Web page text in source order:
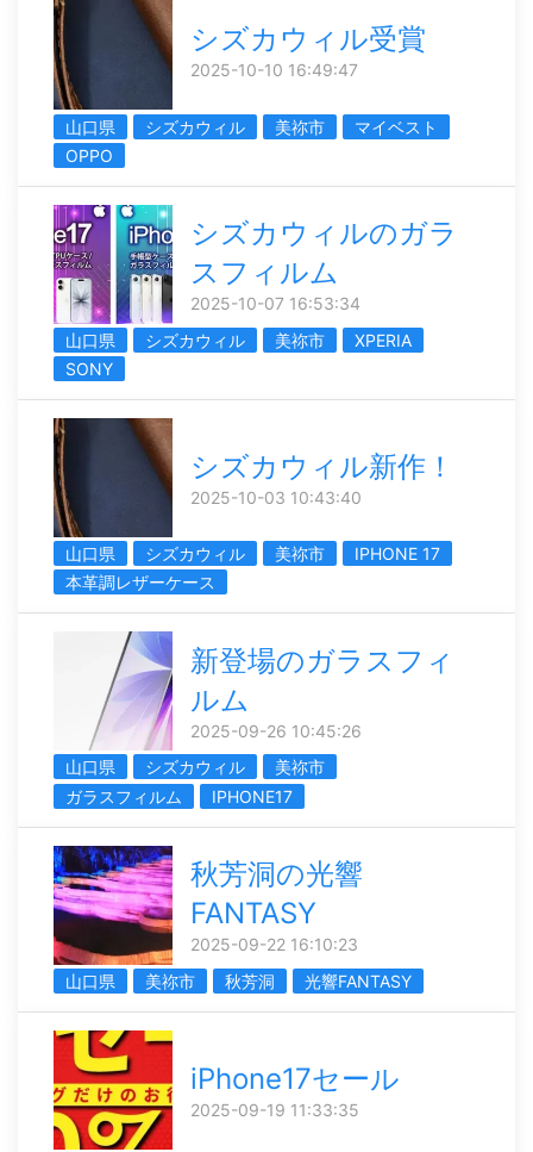
シズカウィル受賞
2025-10-10 16:49:47
山口県 シズカウィル 美祢市
マイベスト
OPPO
シズカウィルのガラ
スフィルム
2025-10-07 16:53:34
山口県
シズカウィル 美祢市
XPERIA
SONY
シズカウィル新作！
2025-10-03 10:43:40
山口県 シズカウィル 美祢市
IPHONE 17
本革調レザーケース
新登場のガラスフィ
ルム
2025-09-26 10:45:26
山口県
シズカウィル
美祢市
ガラスフィルム
IPHONE17
秋芳洞の光響
FANTASY
2025-09-22 16:10:23
山口県
美祢市 秋芳洞 光響FANTASY
iPhone17セール
2025-09-19 11:33:35